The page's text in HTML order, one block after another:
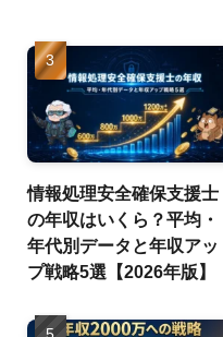
情報処理安全確保支援士
の年収はいくら？平均・
年代別データと年収アッ
プ戦略5選【2026年版】